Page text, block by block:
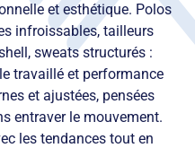
et esthétique. Polos
infroissables, tailleurs
sweats structurés :
travaillé et performance
et ajustées, pensées
entraver le mouvement.
les tendances tout en